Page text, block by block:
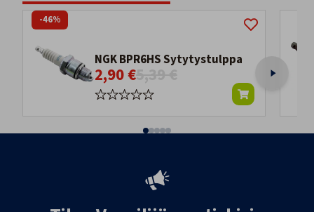
NGK BPR6HS Sytytystulppa
2,90 €5,39 €
-46%